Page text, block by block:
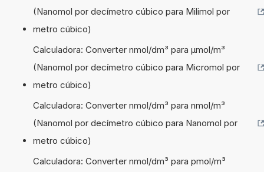
(Nanomol por decímetro cúbico para Milimol por
metro cúbico)
Calculadora: Converter nmol/dm³ para µmol/m³
(Nanomol por decímetro cúbico para Micromol por
metro cúbico)
Calculadora: Converter nmol/dm³ para nmol/m³
(Nanomol por decímetro cúbico para Nanomol por
metro cúbico)
Calculadora: Converter nmol/dm³ para pmol/m³